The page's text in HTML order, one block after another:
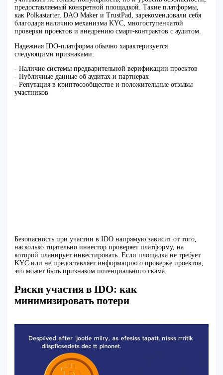
предоставляемый конкретной площадкой. Такие платформы,
как Polkastarter, DAO Maker и TrustPad, зарекомендовали себя
благодаря наличию механизма KYC, многоступенчатой
проверки проектов и внедрению смарт-контрактов с аудитом.
Надежная IDO-платформа обычно характеризуется
следующими признаками:
- Наличие системы предварительной верификации проектов
- Публичные данные об аудитах и партнерах
- Репутация в криптосообществе и положительные отзывы
участников
Безопасность при участии в IDO напрямую зависит от того,
насколько тщательно инвестор проверяет платформу, на
которой планирует инвестировать. Если площадка не требует
KYC или не предоставляет информацию о проверке проектов,
это может быть признаком потенциального скама.
Риски участия в IDO: как
минимизировать потери